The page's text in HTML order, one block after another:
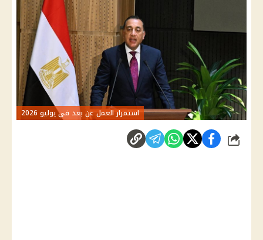
استمرار العمل عن بعد في يوليو 2026
شارك